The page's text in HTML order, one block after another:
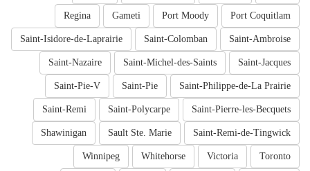
Port Coquitlam
Port Moody
Gameti
Regina
Saint-Ambroise
Saint-Colomban
Saint-Isidore-de-Laprairie
Saint-Jacques
Saint-Michel-des-Saints
Saint-Nazaire
Saint-Philippe-de-La Prairie
Saint-Pie
Saint-Pie-V
Saint-Pierre-les-Becquets
Saint-Polycarpe
Saint-Remi
Saint-Remi-de-Tingwick
Sault Ste. Marie
Shawinigan
Toronto
Victoria
Whitehorse
Winnipeg